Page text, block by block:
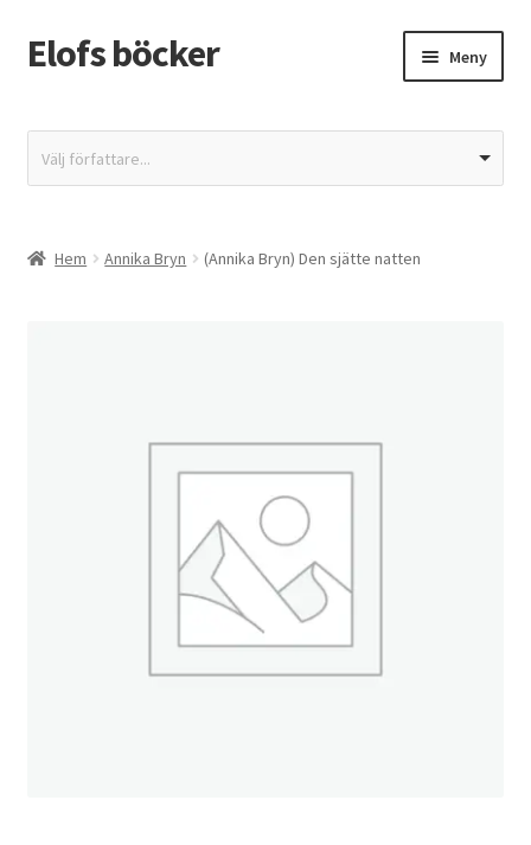
Hoppa
till
Hoppa
till
Elofs böcker Meny
Återbetalnings- och returpolicy
Välj författare...
Hem Annika Bryn (Annika Bryn) Den sjätte natten